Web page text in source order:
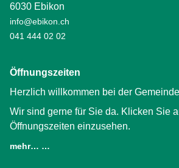
6030 Ebikon
info@ebikon.ch
041 444 02 02
Öffnungszeiten
Herzlich willkommen bei der
Wir sind gerne für Sie da. Klicken Sie
Öffnungszeiten einzusehen.
mehr… …